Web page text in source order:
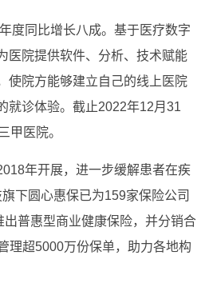
度同比增长八成。基于医疗数字
医院提供软件、分析、技术赋能
使院方能够建立自己的线上医院
就诊体验。截止2022年12月31
甲医院。
年开展，进一步缓解患者在疾
下圆心惠保已为159家保险公司
普惠型商业健康保险，并分销合
理超5000万份保单，助力各地构